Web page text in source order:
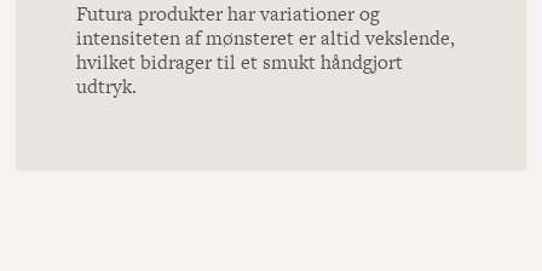
Futura produkter har variationer og
intensiteten af mønsteret er altid vekslende,
hvilket bidrager til et smukt håndgjort
udtryk.